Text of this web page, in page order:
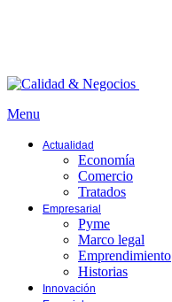
Menu
Actualidad
Economía
Comercio
Tratados
Empresarial
Pyme
Marco legal
Emprendimiento
Historias
Innovación